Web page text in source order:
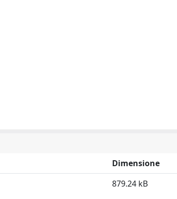
Dimensione
879.24 kB